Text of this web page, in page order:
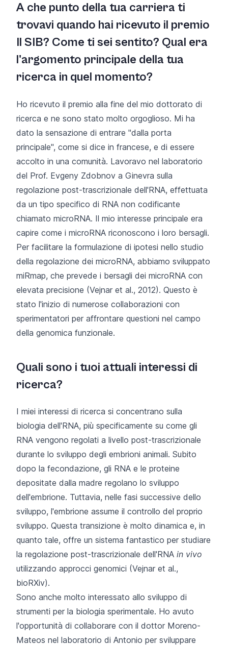
A che punto della tua carriera ti
trovavi quando hai ricevuto il premio
Il SIB? Come ti sei sentito? Qual era
l'argomento principale della tua
ricerca in quel momento?
Ho ricevuto il premio alla fine del mio dottorato di
ricerca e ne sono stato molto orgoglioso. Mi ha
dato la sensazione di entrare "dalla porta
principale", come si dice in francese, e di essere
accolto in una comunità. Lavoravo nel laboratorio
del Prof. Evgeny Zdobnov a Ginevra sulla
regolazione post-trascrizionale dell'RNA, effettuata
da un tipo specifico di RNA non codificante
chiamato microRNA. Il mio interesse principale era
capire come i microRNA riconoscono i loro bersagli.
Per facilitare la formulazione di ipotesi nello studio
della regolazione dei microRNA, abbiamo sviluppato
miRmap, che prevede i bersagli dei microRNA con
elevata precisione (Vejnar et al., 2012). Questo è
stato l'inizio di numerose collaborazioni con
sperimentatori per affrontare questioni nel campo
della genomica funzionale.
Quali sono i tuoi attuali interessi di
ricerca?
I miei interessi di ricerca si concentrano sulla
biologia dell'RNA, più specificamente su come gli
RNA vengono regolati a livello post-trascrizionale
durante lo sviluppo degli embrioni animali. Subito
dopo la fecondazione, gli RNA e le proteine
depositate dalla madre regolano lo sviluppo
dell'embrione. Tuttavia, nelle fasi successive dello
sviluppo, l'embrione assume il controllo del proprio
sviluppo. Questa transizione è molto dinamica e, in
quanto tale, offre un sistema fantastico per studiare
la regolazione post-trascrizionale dell'RNA in vivo
utilizzando approcci genomici (Vejnar et al.,
bioRXiv).
Sono anche molto interessato allo sviluppo di
strumenti per la biologia sperimentale. Ho avuto
l'opportunità di collaborare con il dottor Moreno-
Mateos nel laboratorio di Antonio per sviluppare